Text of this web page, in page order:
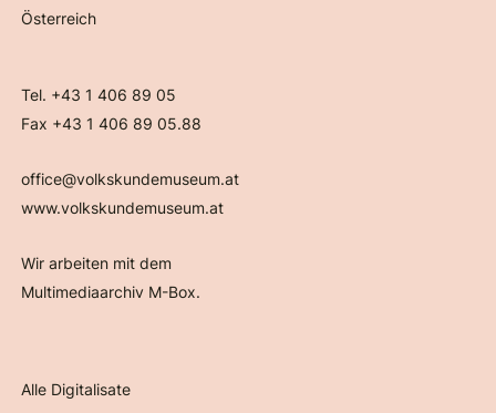
Österreich
Tel. +43 1 406 89 05
Fax +43 1 406 89 05.88
office@volkskundemuseum.at
www.volkskundemuseum.at
Wir arbeiten mit dem
Multimediaarchiv M-Box.
Alle Digitalisate